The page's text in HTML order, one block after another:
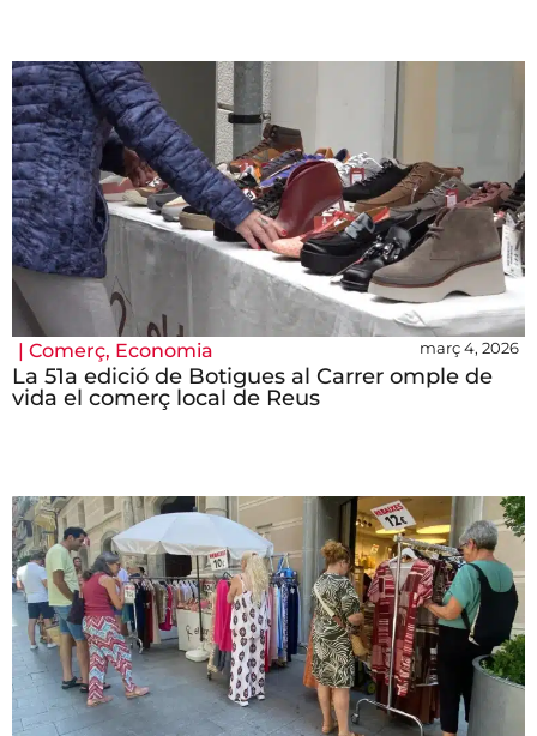
| Comerç, Economia març 4, 2026
La 51a edició de Botigues al Carrer omple de
vida el comerç local de Reus